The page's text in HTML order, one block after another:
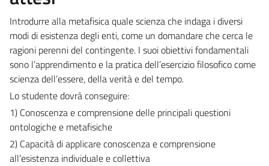
Introdurre alla metafisica quale scienza che indaga i diversi
modi di esistenza degli enti, come un domandare che cerca le
ragioni perenni del contingente. I suoi obiettivi fondamentali
sono l’apprendimento e la pratica dell’esercizio filosofico come
scienza dell’essere, della verità e del tempo.
Lo studente dovrà conseguire:
1) Conoscenza e comprensione delle principali questioni
ontologiche e metafisiche
2) Capacità di applicare conoscenza e comprensione
all’esistenza individuale e collettiva